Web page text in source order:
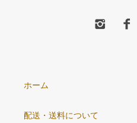
ホーム
配送・送料について